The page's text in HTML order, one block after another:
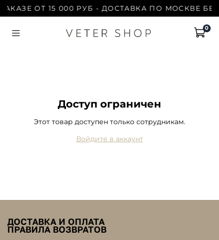
ОТ 15 000 РУБ - ДОСТАВКА ПО МОСКВЕ
0
Доступ ограничен
Этот товар доступен только сотрудникам.
Войдите в аккаунт
ДОСТАВКА И ОПЛАТА
ПРАВИЛА ВОЗВРАТОВ